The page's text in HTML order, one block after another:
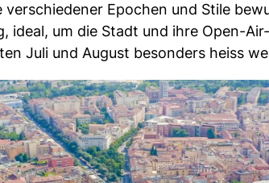
Epochen und Stile
ideal, um die Stadt und ihre Open-
Juli und August besonders heiss